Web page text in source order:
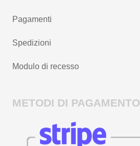
Pagamenti
Spedizioni
Modulo di recesso
METODI DI PAGAMENTO